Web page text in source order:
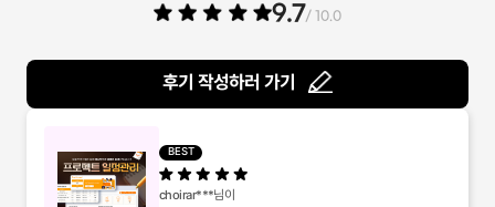
9.7/ 10.0
후기 작성하러 가기
BEST
choirar***님이